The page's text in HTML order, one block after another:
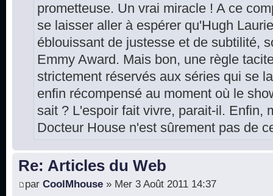
prometteuse. Un vrai miracle ! A ce
se laisser aller à espérer qu'Hugh
éblouissant de justesse et de subtilité,
Emmy Award. Mais bon, une règle
strictement réservés aux séries qui se
enfin récompensé au moment où le
sait ? L'espoir fait vivre, parait-il. Enfin,
Docteur House n'est sûrement pas de
Re: Articles du Web
par CoolMhouse » Mer 3 Août 2011 14:37